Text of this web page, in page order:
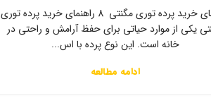
راهنمای خرید پرده توری مگنتی 8 راهنمای خرید پرده توری
یکی از موارد حیاتی برای حفظ آرامش و راحتی در
خانه است. این نوع پرده با اس...
ادامه مطالعه